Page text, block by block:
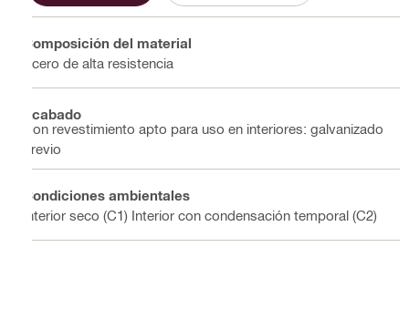
Composición del material
Acero de alta resistencia
Acabado
Con revestimiento apto para uso en interiores: galvanizado
previo
Condiciones ambientales
Interior seco (C1) Interior con condensación temporal (C2)